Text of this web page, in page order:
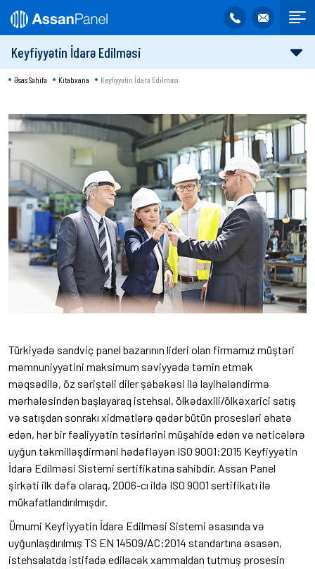
Keyfiyyətin İdarə Edilməsi
Əsas Səhifə Kitabxana Keyfiyyətin İdarə Edilməsi
Türkiyədə sandviç panel bazarının lideri olan firmamız müştəri
məmnuniyyətini maksimum səviyyədə təmin etmək
məqsədilə, öz səriştəli diler şəbəkəsi ilə layihələndirmə
mərhələsindən başlayaraq istehsal, ölkədaxili/ölkəxarici satış
və satışdan sonrakı xidmətlərə qədər bütün prosesləri əhatə
edən, hər bir fəaliyyətin təsirlərini müşahidə edən və nəticələrə
uyğun təkmilləşdirməni hədəfləyən ISO 9001:2015 Keyfiyyətin
İdarə Edilməsi Sistemi sertifikatına sahibdir. Assan Panel
şirkəti ilk dəfə olaraq, 2006-cı ildə ISO 9001 sertifikatı ilə
mükafatlandırılmışdır.
Ümumi Keyfiyyətin İdarə Edilməsi Sistemi əsasında və
uyğunlaşdırılmış TS EN 14509/AC:2014 standartına əsasən,
istehsalatda istifadə ediləcək xammaldan tutmuş prosesin